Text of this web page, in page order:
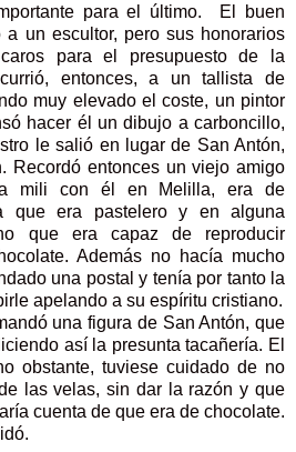
para el último. El buen
a un escultor, pero sus honorarios
caros para el presupuesto de la
entonces, a un tallista de
muy elevado el coste, un pintor
hacer él un dibujo a carboncillo,
le salió en lugar de San Antón,
Recordó entonces un viejo amigo
mili con él en Melilla, era de
que era pastelero y en alguna
que era capaz de reproducir
Además no hacía mucho
una postal y tenía por tanto la
apelando a su espíritu cristiano.
una figura de San Antón, que
así la presunta tacañería. El
obstante, tuviese cuidado de no
las velas, sin dar la razón y que
cuenta de que era de chocolate.